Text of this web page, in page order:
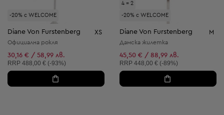
-20% с WELCOME
Diane Von Furstenberg XS
Официална рокля
30,16 € / 58,99 лв.
Препоръчителна цена:
RRP 488,00 € (-93%)
4 = 2
-20% с WELCOME
Diane Von Furstenberg M
Дамска жилетка
45,50 € / 88,99 лв.
Препоръчителна цена:
RRP 448,00 € (-89%)